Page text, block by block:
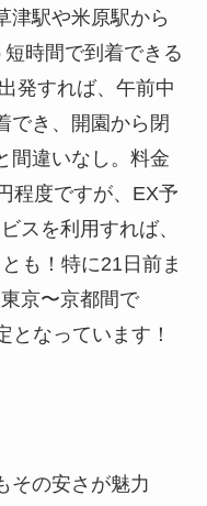
津駅や米原駅から
時間で到着できる
発すれば、午前中
でき、開園から閉
間違いなし。料金
程度ですが、EX予
スを利用すれば、
も！特に21日前ま
京〜京都間で
となっています！
その安さが魅力